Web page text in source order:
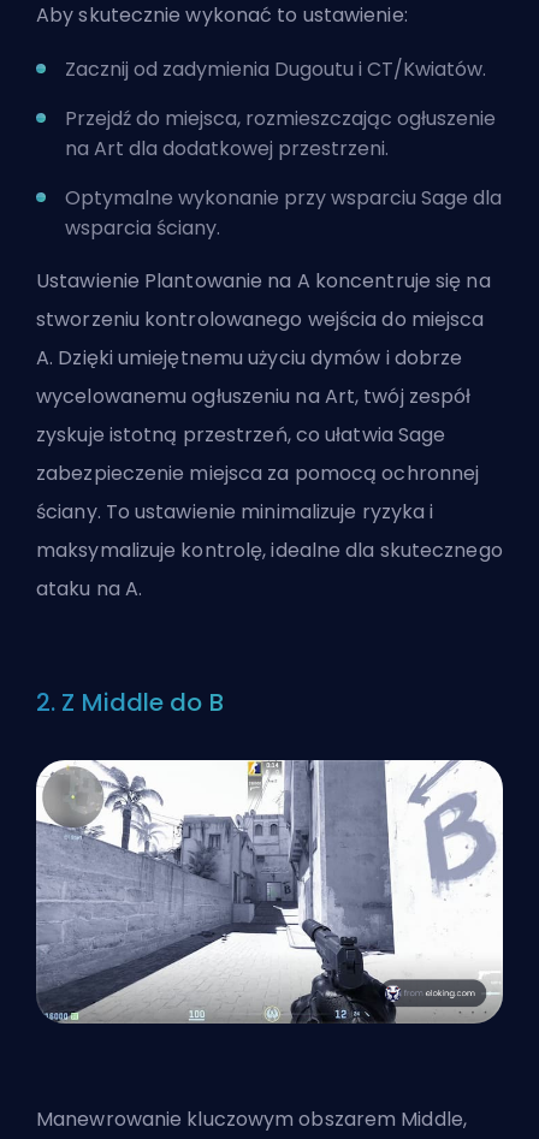
Aby skutecznie wykonać to ustawienie:
Zacznij od zadymienia Dugoutu i CT/Kwiatów.
Przejdź do miejsca, rozmieszczając ogłuszenie
na Art dla dodatkowej przestrzeni.
Optymalne wykonanie przy wsparciu Sage dla
wsparcia ściany.
Ustawienie Plantowanie na A koncentruje się na
stworzeniu kontrolowanego wejścia do miejsca
A. Dzięki umiejętnemu użyciu dymów i dobrze
wycelowanemu ogłuszeniu na Art, twój zespół
zyskuje istotną przestrzeń, co ułatwia Sage
zabezpieczenie miejsca za pomocą ochronnej
ściany. To ustawienie minimalizuje ryzyka i
maksymalizuje kontrolę, idealne dla skutecznego
ataku na A.
2. Z Middle do B
Manewrowanie kluczowym obszarem Middle,